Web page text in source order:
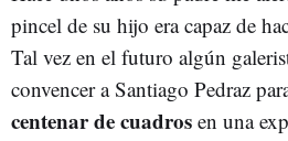
pincel de su hijo era capaz de
Tal vez en el futuro algún
convencer a Santiago Pedraz
centenar de cuadros en una